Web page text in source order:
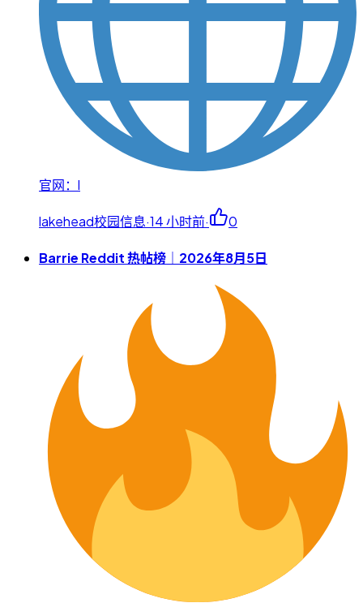
官网：l
lakehead校园信息·14 小时前· 0
Barrie Reddit 热帖榜｜2026年8月5日